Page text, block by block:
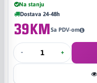
Na stanju
Dostava 24-48h
39KMSa PDV-om
- +